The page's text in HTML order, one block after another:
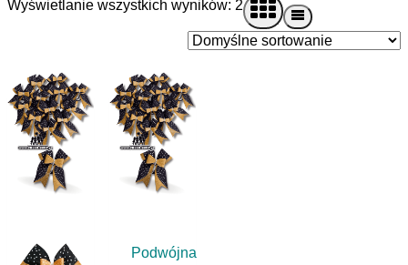
Wyświetlanie wszystkich wyników: 2
Podwójna